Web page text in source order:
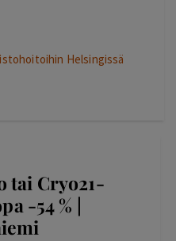
Helsingissä
tai Cryo21-
-54 % |